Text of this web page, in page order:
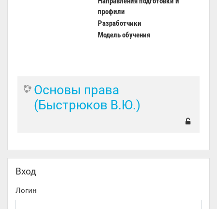
профили
Разработчики
Модель обучения
Основы права
(Быстрюков В.Ю.)
Вход
Логин